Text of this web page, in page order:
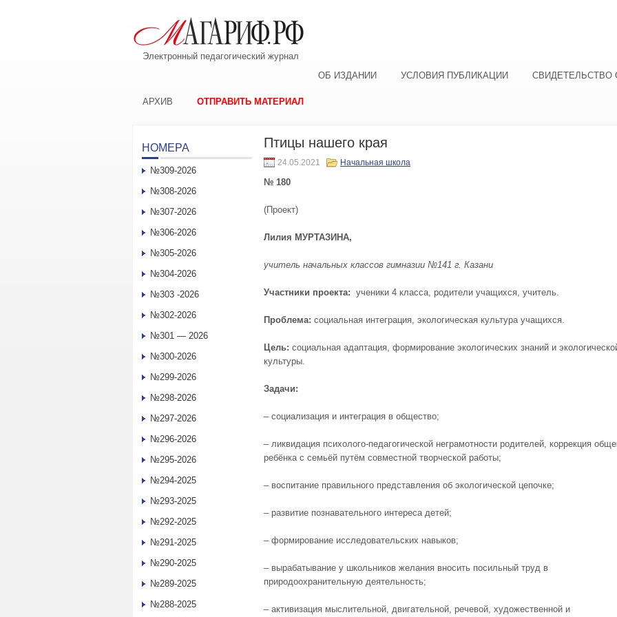
Электронный педагогический журнал
ОБ ИЗДАНИИ
УСЛОВИЯ ПУБЛИКАЦИИ СВИДЕТЕЛЬСТВО
АРХИВ ОТПРАВИТЬ МАТЕРИАЛ
Птицы нашего края
24.05.2021 Начальная школа
№ 180
(Проект)
Лилия МУРТАЗИНА,
учитель начальных классов гимназии №141 г. Казани
Участники проекта: ученики 4 класса, родители учащихся, учитель.
Проблема: социальная интеграция, экологическая культура учащихся.
Цель: социальная адаптация, формирование экологических знаний и
культуры.
Задачи:
– социализация и интеграция в общество;
– ликвидация психолого-педагогической неграмотности родителей, коррекция
ребёнка с семьёй путём совместной творческой работы;
– воспитание правильного представления об экологической цепочке;
– развитие познавательного интереса детей;
– формирование исследовательских навыков;
– вырабатывание у школьников желания вносить посильный труд в
природоохранительную деятельность;
– активизация мыслительной, двигательной, речевой, художественной и
НОМЕРА
№309-2026
№308-2026
№307-2026
№306-2026
№305-2026
№304-2026
№303 -2026
№302-2026
№301 — 2026
№300-2026
№299-2026
№298-2026
№297-2026
№296-2026
№295-2026
№294-2025
№293-2025
№292-2025
№291-2025
№290-2025
№289-2025
№288-2025